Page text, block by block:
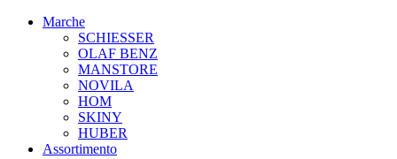
Marche
SCHIESSER
OLAF BENZ
MANSTORE
NOVILA
HOM
SKINY
HUBER
Assortimento